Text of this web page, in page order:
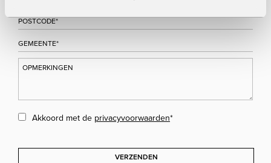
Akkoord met de privacyvoorwaarden*
VERZENDEN